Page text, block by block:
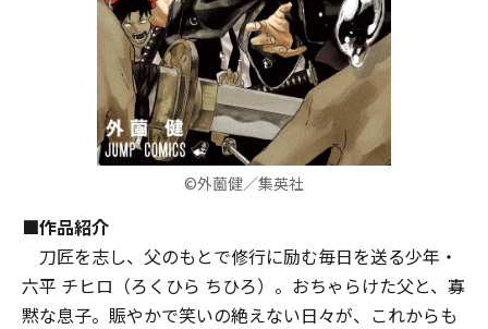
©外薗健／集英社
■作品紹介
刀匠を志し、父のもとで修行に励む毎日を送る少年・
六平 チヒロ（ろくひら ちひろ）。おちゃらけた父と、寡
黙な息子。賑やかで笑いの絶えない日々が、これからも